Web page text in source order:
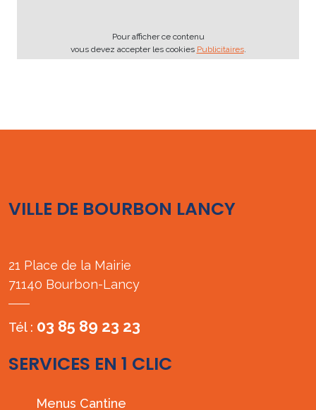
Pour afficher ce contenu
vous devez accepter les cookies Publicitaires.
VILLE DE BOURBON LANCY
21 Place de la Mairie
71140 Bourbon-Lancy
Tél : 03 85 89 23 23
SERVICES EN 1 CLIC
Menus Cantine